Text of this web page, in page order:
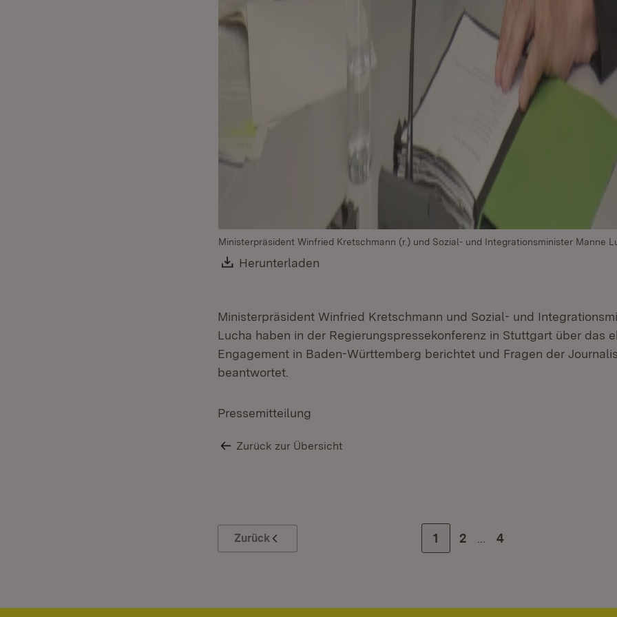
Ministerpräsident Winfried Kretschmann (r.) und Sozial- und Integrationsminister Manne
Download:
Herunterladen
Ministerpräsident Winfried Kretschmann und Sozial- und
Lucha haben in der Regierungspressekonferenz in Stuttgart über das
Engagement in Baden-Württemberg berichtet und Fragen der
beantwortet.
Pressemitteilung
Zurück zur Übersicht
Zurück Zur Seite
1 Zur Seite
2 Zur letzten Seite
4